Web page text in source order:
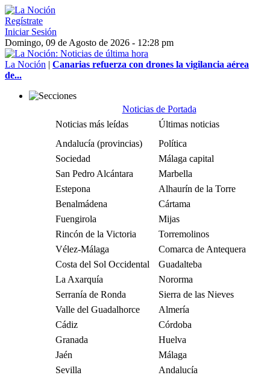
Regístrate
Iniciar Sesión
Domingo, 09 de Agosto de 2026 - 12:28 pm
La Noción | Canarias refuerza con drones la vigilancia aérea
de...
Noticias de Portada
Noticias más leídas
Últimas noticias
Andalucía (provincias)
Política
Sociedad
Málaga capital
San Pedro Alcántara
Marbella
Estepona
Alhaurín de la Torre
Benalmádena
Cártama
Fuengirola
Mijas
Rincón de la Victoria
Torremolinos
Vélez-Málaga
Comarca de Antequera
Costa del Sol Occidental
Guadalteba
La Axarquía
Nororma
Serranía de Ronda
Sierra de las Nieves
Valle del Guadalhorce
Almería
Cádiz
Córdoba
Granada
Huelva
Jaén
Málaga
Sevilla
Andalucía